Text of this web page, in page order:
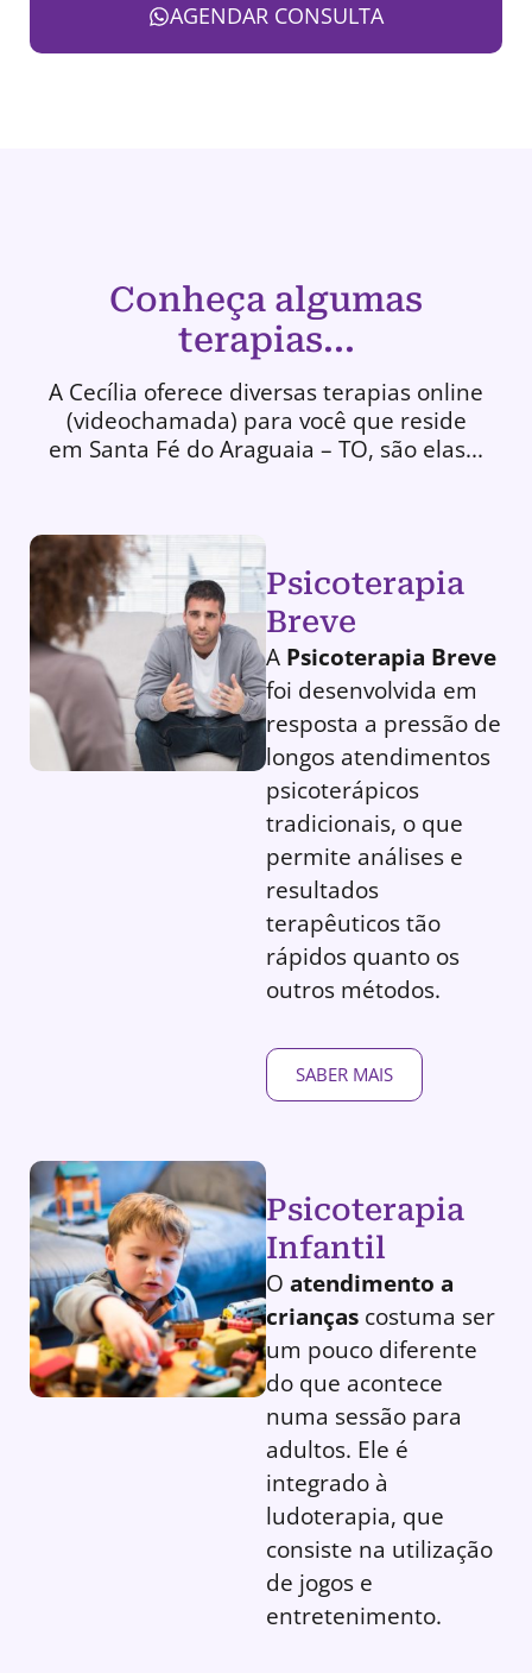
AGENDAR CONSULTA
Conheça algumas
terapias...
A Cecília oferece diversas terapias online
(videochamada) para você que reside
em Santa Fé do Araguaia – TO, são elas...
Psicoterapia
Breve
A Psicoterapia Breve
foi desenvolvida em
resposta a pressão de
longos atendimentos
psicoterápicos
tradicionais, o que
permite análises e
resultados
terapêuticos tão
rápidos quanto os
outros métodos.
SABER MAIS
Psicoterapia
Infantil
O atendimento a
crianças costuma ser
um pouco diferente
do que acontece
numa sessão para
adultos. Ele é
integrado à
ludoterapia, que
consiste na utilização
de jogos e
entretenimento.